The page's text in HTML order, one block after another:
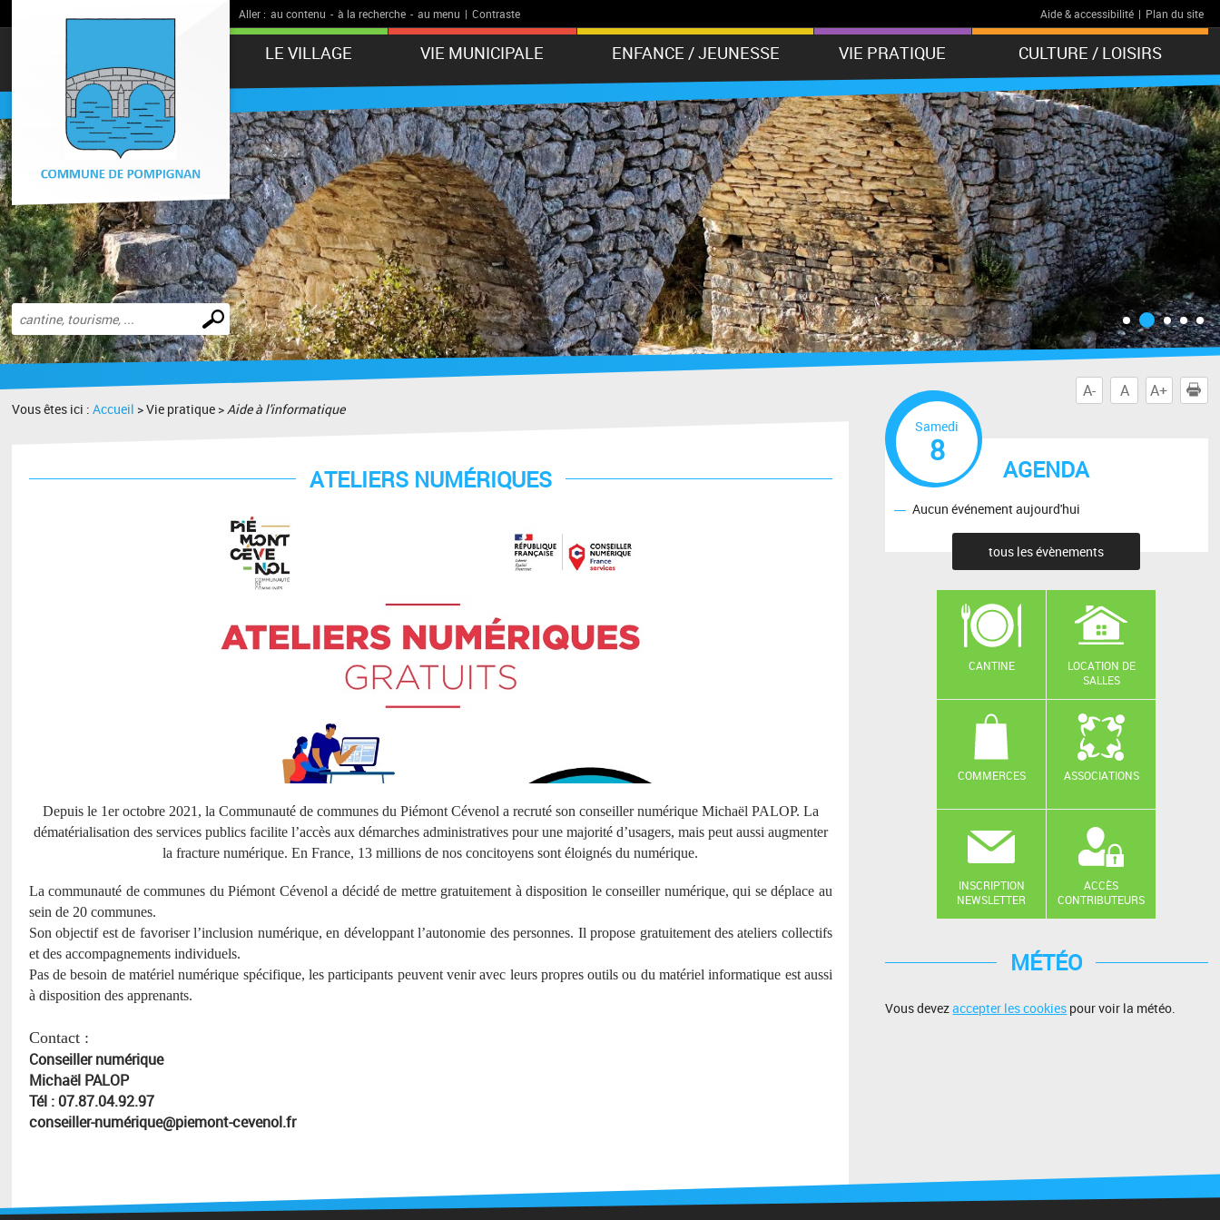
Aller : au contenu - à la recherche - au menu | Contraste Aide & accessibilité | Plan du site
LE VILLAGE VIE MUNICIPALE ENFANCE / JEUNESSE VIE PRATIQUE CULTURE / LOISIRS
Effectuer
une
recherche
A- A A+
Vous êtes ici :Accueil > Vie pratique >Aide à l'informatique
ATELIERS NUMÉRIQUES
Depuis le 1er octobre 2021, la Communauté de communes du Piémont Cévenol a recruté son conseiller numérique Michaël PALOP. La
dématérialisation des services publics facilite l’accès aux démarches administratives pour une majorité d’usagers, mais peut aussi augmenter
la fracture numérique. En France, 13 millions de nos concitoyens sont éloignés du numérique.
La communauté de communes du Piémont Cévenol a décidé de mettre gratuitement à disposition le conseiller numérique, qui se déplace au
sein de 20 communes.
Son objectif est de favoriser l’inclusion numérique, en développant l’autonomie des personnes. Il propose gratuitement des ateliers collectifs
et des accompagnements individuels.
Pas de besoin de matériel numérique spécifique, les participants peuvent venir avec leurs propres outils ou du matériel informatique est aussi
à disposition des apprenants.
Contact :
Conseiller numérique
Michaël PALOP
Tél : 07.87.04.92.97
conseiller-numérique@piemont-cevenol.fr
AGENDA
Samedi
8
Aucun événement aujourd'hui
tous les évènements
CANTINE
LOCATION DE
SALLES
COMMERCES ASSOCIATIONS
INSCRIPTION
NEWSLETTER
ACCÈS
CONTRIBUTEURS
MÉTÉO
Vous devezaccepter les cookies pour voir la météo.